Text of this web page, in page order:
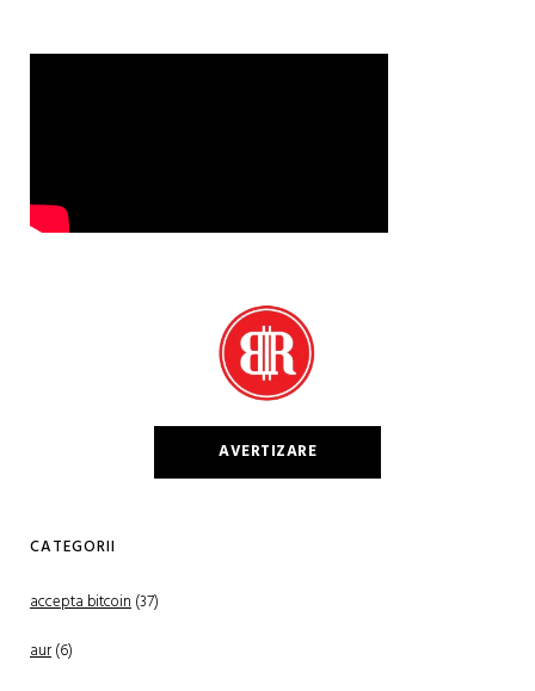
AVERTIZARE
CATEGORII
accepta bitcoin(37)
aur(6)